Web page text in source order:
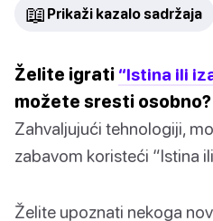
📖 Prikaži kazalo sadržaja
Želite igrati “Istina ili
možete sresti osobno?
Zahvaljujući tehnologiji,
zabavom koristeći “Istina
Želite upoznati nekoga